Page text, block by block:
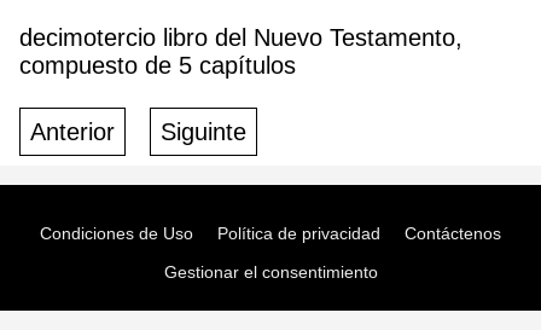
decimotercio libro del Nuevo Testamento,
compuesto de 5 capítulos
Anterior Siguinte
Condiciones de Uso Política de privacidad
Contáctenos
Gestionar el consentimiento